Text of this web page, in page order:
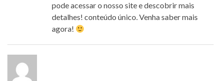
pode acessar o nosso site e descobrir mais
detalhes! conteúdo único. Venha saber mais
agora!